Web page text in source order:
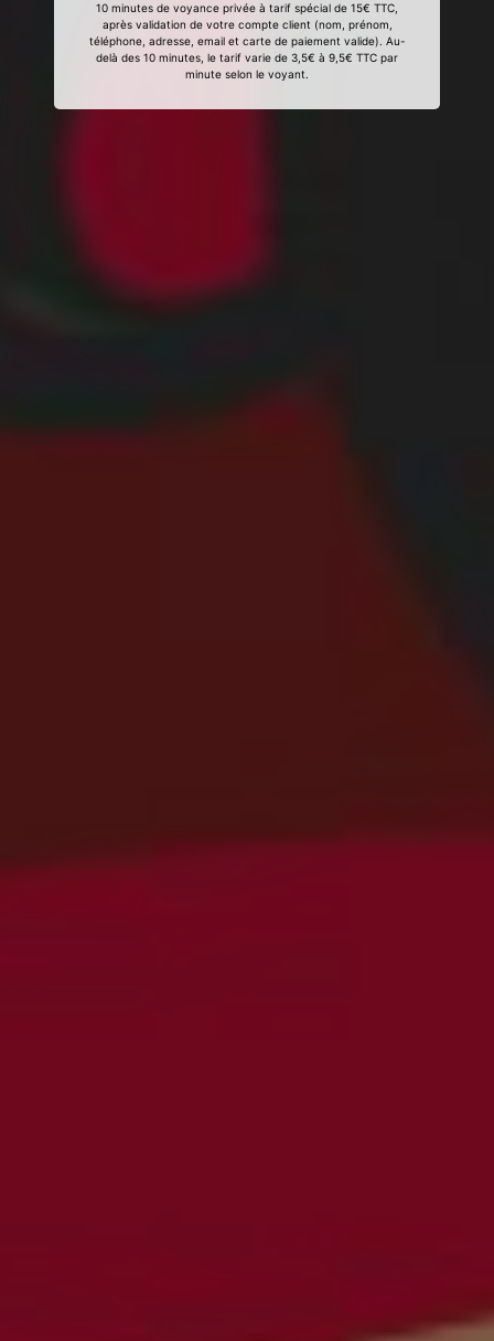
10 minutes de voyance privée à tarif spécial de 15€ TTC,
après validation de votre compte client (nom, prénom,
téléphone, adresse, email et carte de paiement valide). Au-
delà des 10 minutes, le tarif varie de 3,5€ à 9,5€ TTC par
minute selon le voyant.